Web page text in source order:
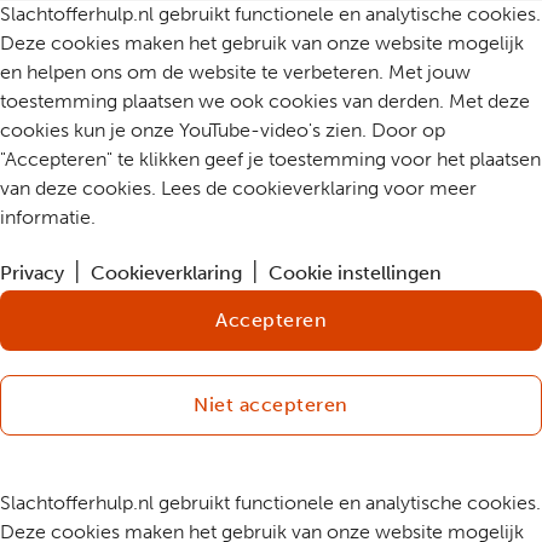
Slachtofferhulp.nl gebruikt functionele en analytische cookies.
Deze cookies maken het gebruik van onze website mogelijk
en helpen ons om de website te verbeteren. Met jouw
toestemming plaatsen we ook cookies van derden. Met deze
cookies kun je onze YouTube-video's zien. Door op
"Accepteren" te klikken geef je toestemming voor het plaatsen
van deze cookies. Lees de cookieverklaring voor meer
informatie.
Privacy Cookieverklaring Cookie instellingen
Accepteren
Niet accepteren
Slachtofferhulp.nl gebruikt functionele en analytische cookies.
Deze cookies maken het gebruik van onze website mogelijk